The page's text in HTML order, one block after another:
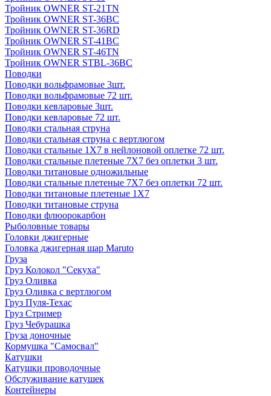
Тройник OWNER ST-21TN
Тройник OWNER ST-36BC
Тройник OWNER ST-36RD
Тройник OWNER ST-41BC
Тройник OWNER ST-46TN
Тройник OWNER STBL-36BC
Поводки
Поводки вольфрамовые 3шт.
Поводки вольфрамовые 72 шт.
Поводки кевларовые 3шт.
Поводки кевларовые 72 шт.
Поводки стальная струна
Поводки стальная струна с вертлюгом
Поводки стальные 1X7 в нейлоновой оплетке 72 шт.
Поводки стальные плетеные 7X7 без оплетки 3 шт.
Поводки титановые одножильные
Поводки стальные плетеные 7X7 без оплетки 72 шт.
Поводки титановые плетеные 1X7
Поводки титановые струна
Поводки флюорокарбон
Рыболовные товары
Головки джигерные
Головка джигерная шар Maruto
Груза
Груз Колокол "Секуха"
Груз Оливка
Груз Оливка с вертлюгом
Груз Пуля-Техас
Груз Стример
Груз Чебурашка
Груза доночные
Кормушка "Самосвал"
Катушки
Катушки проводочные
Обслуживание катушек
Контейнеры